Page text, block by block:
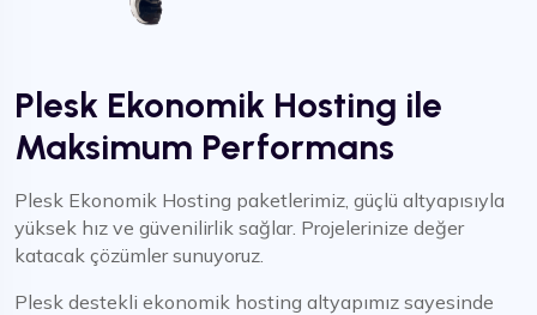
Plesk Ekonomik Hosting ile
Maksimum Performans
Plesk Ekonomik Hosting paketlerimiz, güçlü altyapısıyla
yüksek hız ve güvenilirlik sağlar. Projelerinize değer
katacak çözümler sunuyoruz.
Plesk destekli ekonomik hosting altyapımız sayesinde